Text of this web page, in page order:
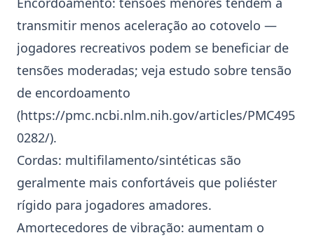
transmitir menos aceleração ao cotovelo —
jogadores recreativos podem se beneficiar de
tensões moderadas; veja estudo sobre tensão
de encordoamento
(https://pmc.ncbi.nlm.nih.gov/articles/PMC495
0282/).
Cordas: multifilamento/sintéticas são
geralmente mais confortáveis que poliéster
rígido para jogadores amadores.
Amortecedores de vibração: aumentam o